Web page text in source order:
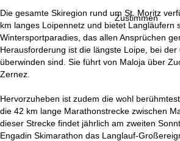
Zustimmen
s
e
Die gesamte Skiregion rund um St. Moritz
km langes Loipennetz und bietet Langläufern
Wintersportparadies, das allen Ansprüchen
Herausforderung ist die längste Loipe, bei der
überwinden sind. Sie führt von Maloja über
Zernez.
Hervorzuheben ist zudem die wohl
die 42 km lange Marathonstrecke zwischen
dieser Strecke findet jährlich am zweiten
Engadin Skimarathon das Langlauf-